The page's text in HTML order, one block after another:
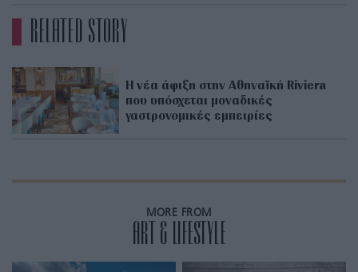
RELATED STORY
Η νέα άφιξη στην Αθηναϊκή Riviera
που υπόσχεται μοναδικές
γαστρονομικές εμπειρίες
MORE FROM
ART & LIFESTYLE